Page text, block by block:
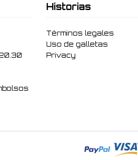
Historias
Términos legales
Uso de galletas
Privacy